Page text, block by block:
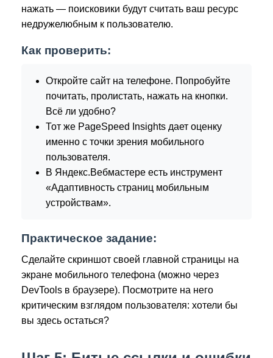
нажать — поисковики будут считать ваш ресурс
недружелюбным к пользователю.
Как проверить:
Откройте сайт на телефоне. Попробуйте
почитать, пролистать, нажать на кнопки.
Всё ли удобно?
Тот же PageSpeed Insights дает оценку
именно с точки зрения мобильного
пользователя.
В Яндекс.Вебмастере есть инструмент
«Адаптивность страниц мобильным
устройствам».
Практическое задание:
Сделайте скриншот своей главной страницы на
экране мобильного телефона (можно через
DevTools в браузере). Посмотрите на него
критическим взглядом пользователя: хотели бы
вы здесь остаться?